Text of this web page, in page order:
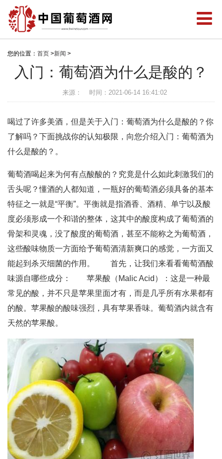
您的位置： 首页 >新闻 >
入门：葡萄酒为什么是酸的？
来源： 时间：2021-06-14 16:41:02
喝过了许多美酒，但是关于入门：葡萄酒为什么是酸的？你
了解吗？下面挑战你的认知极限，向您介绍入门：葡萄酒为
什么是酸的？。
葡萄酒喝起来为何有点酸酸的？究竟是什么如此刺激我们的
舌头呢？懂酒的人都知道，一瓶好的葡萄酒必须具备的基本
特征之一就是“平衡”。平衡就是指酒香、酒精、单宁以及酸
度必须形成一个和谐的整体，这其中的酸度构成了葡萄酒的
骨架和灵魂，没了酸度的葡萄酒，甚至不能称之为葡萄酒，
这些酸味物质一方面给予葡萄酒清新爽口的感觉，一方面又
能起到杀灭细菌的作用。 首先，让我们来看看葡萄酒酸
味源自哪些成分： 苹果酸（Malic Acid）：这是一种最
常见的酸，并不只是苹果里面才有，而是几乎所有水果都有
的酸。苹果酸的酸味强烈，具有苹果香味。葡萄酒内就含有
天然的苹果酸。